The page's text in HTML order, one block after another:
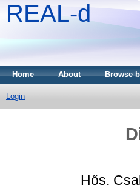
REAL-d
Home About Browse
Login
Hős,